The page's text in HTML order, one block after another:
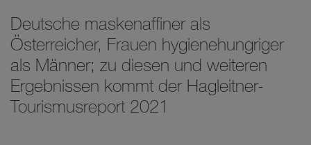
Deutsche maskenaffiner als
Österreicher, Frauen hygienehungriger
als Männer; zu diesen und weiteren
Ergebnissen kommt der Hagleitner-
Tourismusreport 2021